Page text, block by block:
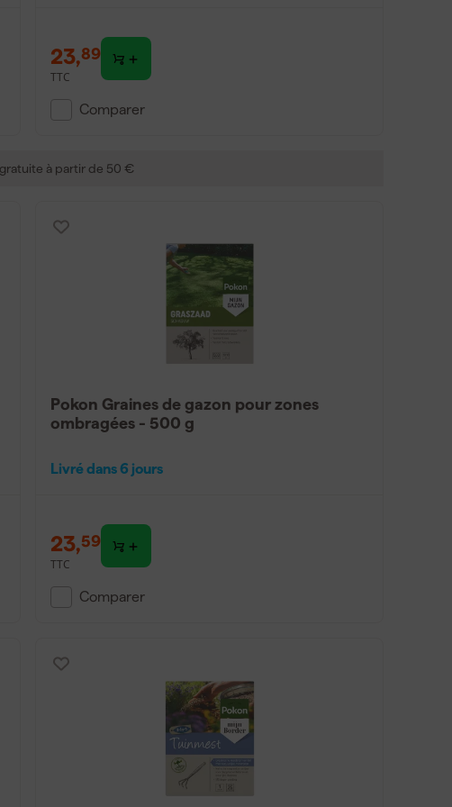
à partir de 50 €
23,89
TTC
Comparer
Pokon Graines de gazon pour zones
ombragées - 500 g
Livré dans 6 jours
23,59
TTC
Comparer